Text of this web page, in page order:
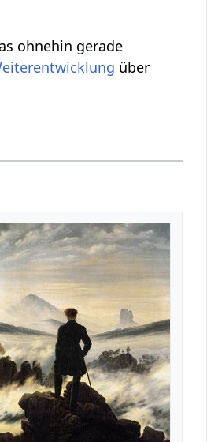
ohnehin gerade
über